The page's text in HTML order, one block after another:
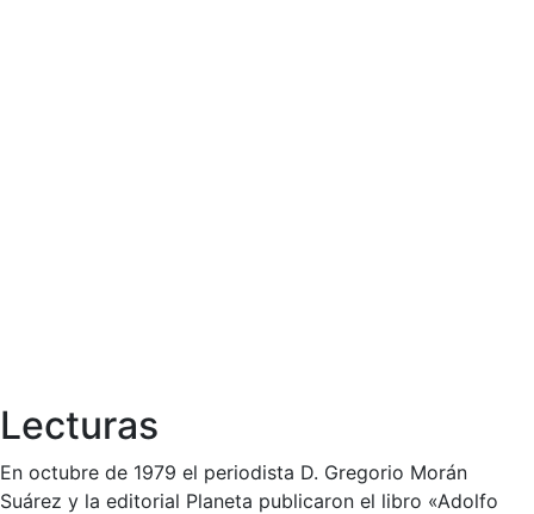
Lecturas
En octubre de 1979 el periodista D. Gregorio Morán
Suárez y la editorial Planeta publicaron el libro «Adolfo